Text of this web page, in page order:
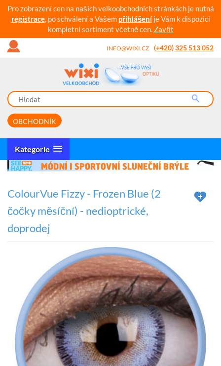
Pro zobrazení cen na našich velkoobchodních stránkách je nutná
registrace, po schválení a Vašem přihlášeníje Vám k dispozici
kompletní sortiment včetně cen. Zavřít
INFO@WIXI.CZ (+420) 325 513 052
OBCHODNÍK
Kategorie
ColourVue Fizzy - Frozen Blue (2
čočky měsíční) - nedioptrické,
doprodej